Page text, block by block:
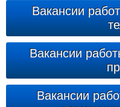
Вакансии
Вакансии
Вакансии